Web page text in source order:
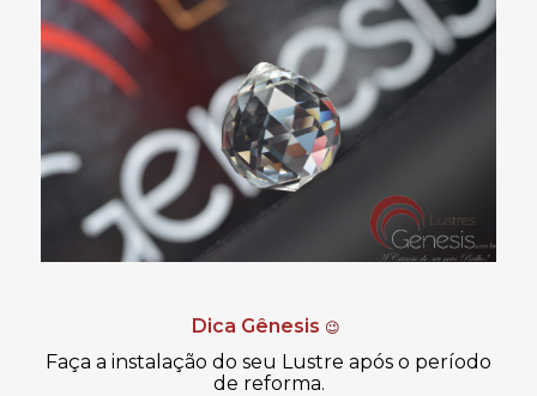
Dica Gênesis 😉
Faça a instalação do seu Lustre após o período
de reforma.